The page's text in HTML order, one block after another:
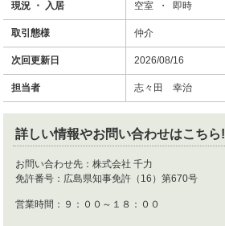
現況 ・ 入居 空室 ・ 即時
取引態様 仲介
次回更新日 2026/08/16
担当者 志々田 幸治
詳しい情報やお問い合わせはこちら!
お問い合わせ先： 株式会社 千力
免許番号： 広島県知事免許（16）第670号
営業時間： ９：００～１８：００